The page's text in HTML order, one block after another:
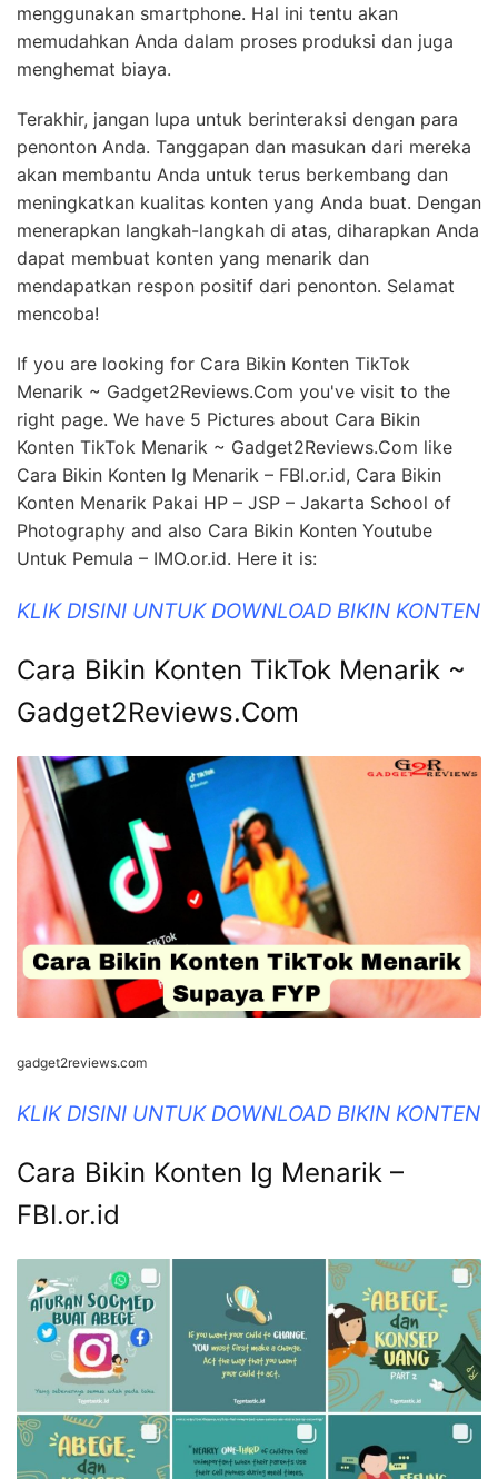
menggunakan smartphone. Hal ini tentu akan
memudahkan Anda dalam proses produksi dan juga
menghemat biaya.
Terakhir, jangan lupa untuk berinteraksi dengan para
penonton Anda. Tanggapan dan masukan dari mereka
akan membantu Anda untuk terus berkembang dan
meningkatkan kualitas konten yang Anda buat. Dengan
menerapkan langkah-langkah di atas, diharapkan Anda
dapat membuat konten yang menarik dan
mendapatkan respon positif dari penonton. Selamat
mencoba!
If you are looking for Cara Bikin Konten TikTok
Menarik ~ Gadget2Reviews.Com you've visit to the
right page. We have 5 Pictures about Cara Bikin
Konten TikTok Menarik ~ Gadget2Reviews.Com like
Cara Bikin Konten Ig Menarik – FBI.or.id, Cara Bikin
Konten Menarik Pakai HP – JSP – Jakarta School of
Photography and also Cara Bikin Konten Youtube
Untuk Pemula – IMO.or.id. Here it is:
KLIK DISINI UNTUK DOWNLOAD BIKIN KONTEN
Cara Bikin Konten TikTok Menarik ~
Gadget2Reviews.Com
gadget2reviews.com
KLIK DISINI UNTUK DOWNLOAD BIKIN KONTEN
Cara Bikin Konten Ig Menarik –
FBI.or.id